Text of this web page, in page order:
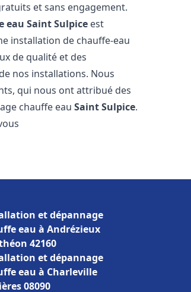
et sans engagement.
eau Saint Sulpice est
installation de chauffe-eau
de qualité et des
nos installations. Nous
qui nous ont attribué des
chauffe eauSaint Sulpice.
et dépannage
eau à Andrézieux
42160
et dépannage
eau à Charleville
08090